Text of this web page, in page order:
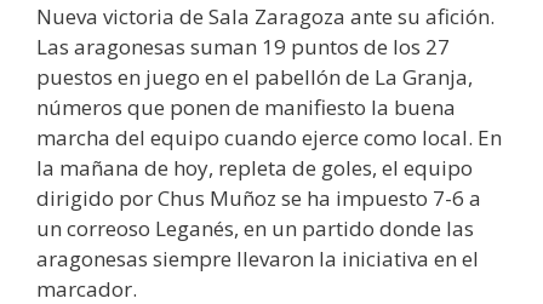
Nueva victoria de Sala Zaragoza ante su afición.
Las aragonesas suman 19 puntos de los 27
puestos en juego en el pabellón de La Granja,
números que ponen de manifiesto la buena
marcha del equipo cuando ejerce como local. En
la mañana de hoy, repleta de goles, el equipo
dirigido por Chus Muñoz se ha impuesto 7-6 a
un correoso Leganés, en un partido donde las
aragonesas siempre llevaron la iniciativa en el
marcador.